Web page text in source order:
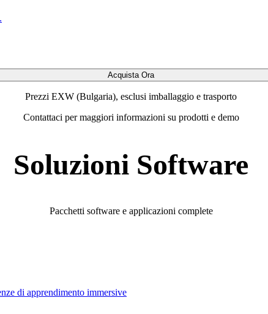
Acquista Ora
Prezzi EXW (Bulgaria), esclusi imballaggio e trasporto
Contattaci per maggiori informazioni su prodotti e demo
Soluzioni Software
Pacchetti software e applicazioni complete
di apprendimento immersive